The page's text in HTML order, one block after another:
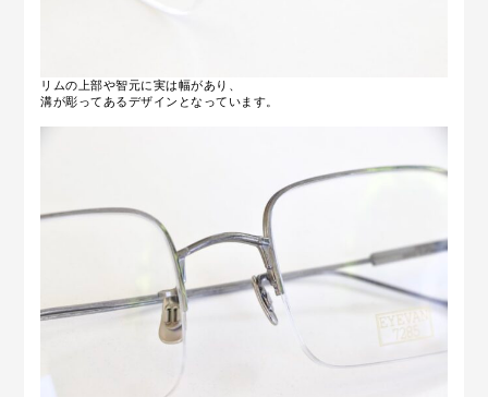
リムの上部や智元に実は幅があり、
溝が彫ってあるデザインとなっています。